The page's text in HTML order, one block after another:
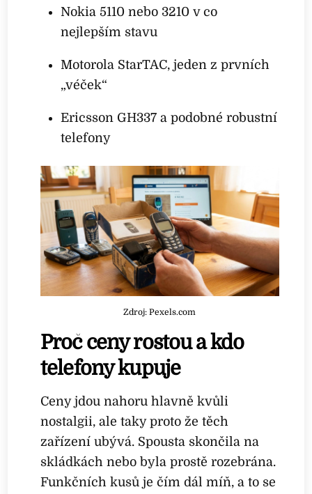
Nokia 5110 nebo 3210 v co
nejlepším stavu
Motorola StarTAC, jeden z prvních
„véček“
Ericsson GH337 a podobné robustní
telefony
Zdroj: Pexels.com
Proč ceny rostou a kdo
telefony kupuje
Ceny jdou nahoru hlavně kvůli
nostalgii, ale taky proto že těch
zařízení ubývá. Spousta skončila na
skládkách nebo byla prostě rozebrána.
Funkčních kusů je čím dál míň, a to se